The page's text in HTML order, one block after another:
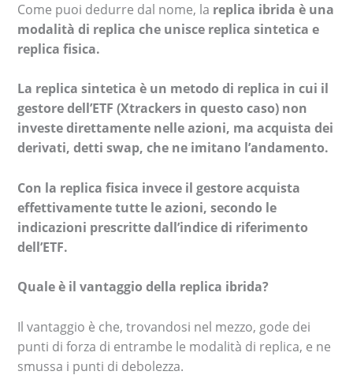
Come puoi dedurre dal nome, la replica ibrida è una
modalità di replica che unisce replica sintetica e
replica fisica.
La replica sintetica è un metodo di replica in cui il
gestore dell’ETF (Xtrackers in questo caso) non
investe direttamente nelle azioni, ma acquista dei
derivati, detti swap, che ne imitano l’andamento.
Con la replica fisica invece il gestore acquista
effettivamente tutte le azioni, secondo le
indicazioni prescritte dall’indice di riferimento
dell’ETF.
Quale è il vantaggio della replica ibrida?
Il vantaggio è che, trovandosi nel mezzo, gode dei
punti di forza di entrambe le modalità di replica, e ne
smussa i punti di debolezza.